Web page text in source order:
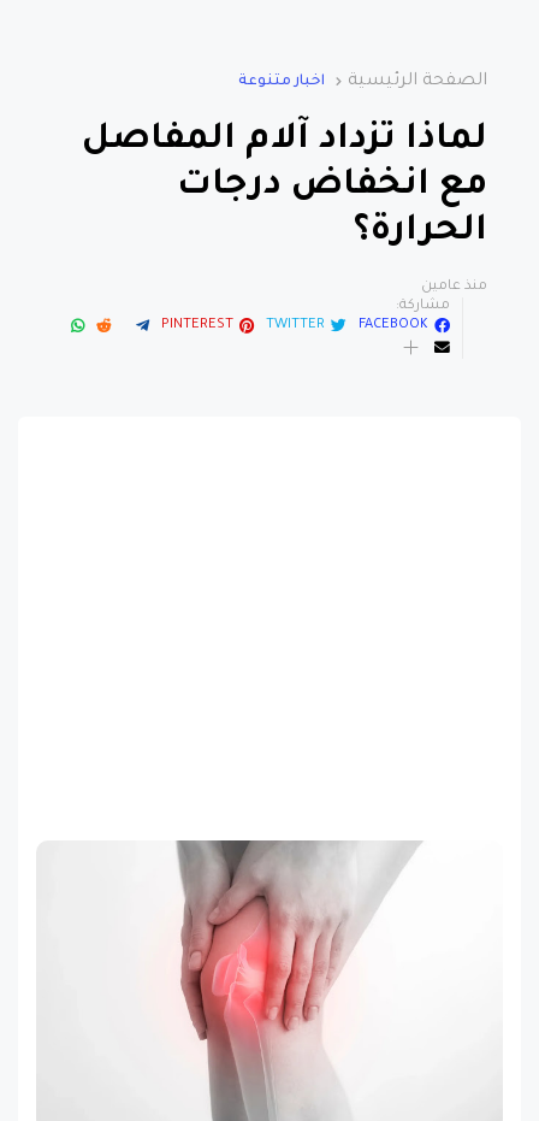
الصفحة الرئيسية اخبار متنوعة
لماذا تزداد آلام المفاصل
مع انخفاض درجات
الحرارة؟
منذ عامين
مشاركة:
FACEBOOK
TWITTER
PINTEREST